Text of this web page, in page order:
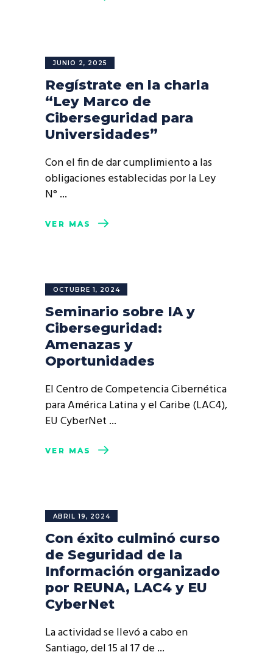
JUNIO 2, 2025
Regístrate en la charla
“Ley Marco de
Ciberseguridad para
Universidades”
Con el fin de dar cumplimiento a las
obligaciones establecidas por la Ley
N°
VER MÁS
OCTUBRE 1, 2024
Seminario sobre IA y
Ciberseguridad:
Amenazas y
Oportunidades
El Centro de Competencia Cibernética
para América Latina y el Caribe (LAC4),
EU CyberNet
VER MÁS
ABRIL 19, 2024
Con éxito culminó curso
de Seguridad de la
Información organizado
por REUNA, LAC4 y EU
CyberNet
La actividad se llevó a cabo en
Santiago, del 15 al 17 de